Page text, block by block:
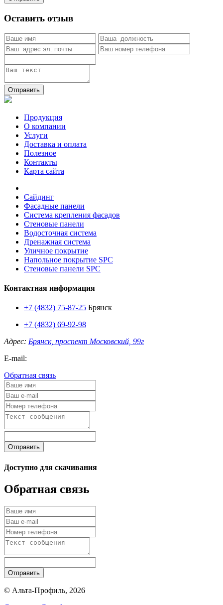
Оставить отзыв
Отправить
Продукция
О компании
Услуги
Доставка и оплата
Полезное
Контакты
Карта сайта
Сайдинг
Фасадные панели
Система крепления фасадов
Стеновые панели
Водосточная система
Дренажная система
Уличное покрытие
Напольное покрытие SPC
Стеновые панели SPC
Контактная информация
+7 (4832) 75-87-25 Брянск
+7 (4832) 69-92-98
Адрес: Брянск, проспект Московский, 99г
E-mail:
Обратная связь
Отправить
Доступно для скачивания
Обратная связь
Отправить
© Альта-Профиль, 2026